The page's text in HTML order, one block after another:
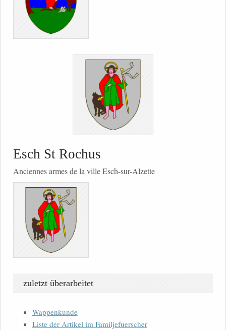
Esch St Rochus
Anciennes armes de la ville Esch-sur-Alzette
zuletzt überarbeitet
Wappenkunde
Liste der Artikel im Familjefuerscher